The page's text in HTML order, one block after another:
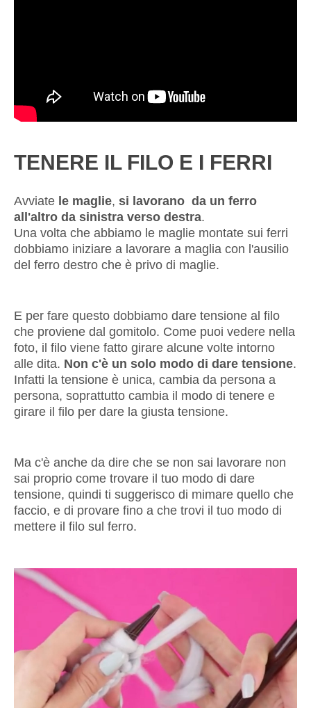
TENERE IL FILO E I FERRI
Avviate le maglie, si lavorano da un ferro
all'altro da sinistra verso destra.
Una volta che abbiamo le maglie montate sui ferri
dobbiamo iniziare a lavorare a maglia con l'ausilio
del ferro destro che è privo di maglie.
E per fare questo dobbiamo dare tensione al filo
che proviene dal gomitolo. Come puoi vedere nella
foto, il filo viene fatto girare alcune volte intorno
alle dita. Non c'è un solo modo di dare tensione.
Infatti la tensione è unica, cambia da persona a
persona, soprattutto cambia il modo di tenere e
girare il filo per dare la giusta tensione.
Ma c'è anche da dire che se non sai lavorare non
sai proprio come trovare il tuo modo di dare
tensione, quindi ti suggerisco di mimare quello che
faccio, e di provare fino a che trovi il tuo modo di
mettere il filo sul ferro.